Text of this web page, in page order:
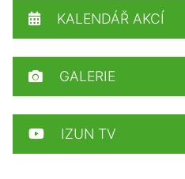
KALENDÁŘ AKCÍ
GALERIE
IZUN TV